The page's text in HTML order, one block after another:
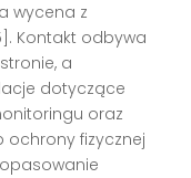
wycena z
Kontakt odbywa
a
dotyczące
oraz
fizycznej